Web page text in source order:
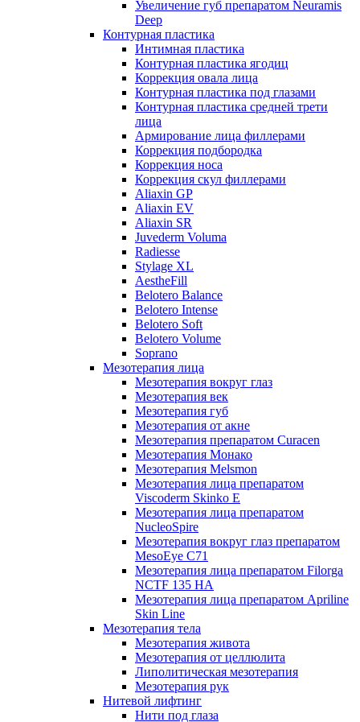
Увеличение губ препаратом Neuramis
Deep
Контурная пластика
Интимная пластика
Контурная пластика ягодиц
Коррекция овала лица
Контурная пластика под глазами
Контурная пластика средней трети
лица
Армирование лица филлерами
Коррекция подбородка
Коррекция носа
Коррекция скул филлерами
Aliaxin GP
Aliaxin EV
Aliaxin SR
Juvederm Voluma
Radiesse
Stylage XL
AestheFill
Belotero Balance
Belotero Intense
Belotero Soft
Belotero Volume
Soprano
Мезотерапия лица
Мезотерапия вокруг глаз
Мезотерапия век
Мезотерапия губ
Мезотерапия от акне
Мезотерапия препаратом Curacen
Мезотерапия Монако
Мезотерапия Melsmon
Мезотерапия лица препаратом
Viscoderm Skinko E
Мезотерапия лица препаратом
NucleoSpire
Мезотерапия вокруг глаз препаратом
MesoEye С71
Мезотерапия лица препаратом Filorga
NCTF 135 HA
Мезотерапия лица препаратом Apriline
Skin Line
Мезотерапия тела
Мезотерапия живота
Мезотерапия от целлюлита
Липолитическая мезотерапия
Мезотерапия рук
Нитевой лифтинг
Нити под глаза